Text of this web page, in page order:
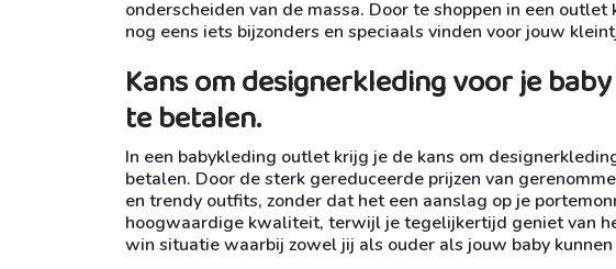
onderscheiden van de massa. Door te shoppen in een
nog eens iets bijzonders en speciaals vinden voor jouw
Kans om designerkleding voor je
te betalen.
In een babykleding outlet krijg je de kans om
betalen. Door de sterk gereduceerde prijzen van
en trendy outfits, zonder dat het een aanslag op je
hoogwaardige kwaliteit, terwijl je tegelijkertijd geniet van
win situatie waarbij zowel jij als ouder als jouw baby